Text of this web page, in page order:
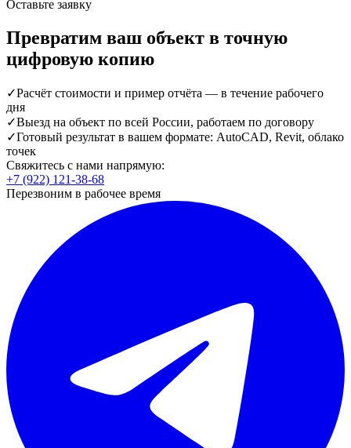
Оставьте заявку
Превратим ваш объект в точную
цифровую копию
✓Расчёт стоимости и пример отчёта — в течение рабочего
дня
✓Выезд на объект по всей России, работаем по договору
✓Готовый результат в вашем формате: AutoCAD, Revit, облако
точек
Свяжитесь с нами напрямую:
+7 (922) 121-38-68
Перезвоним в рабочее время